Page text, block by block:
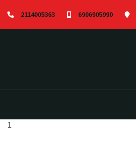
2114005363 6906905990
1